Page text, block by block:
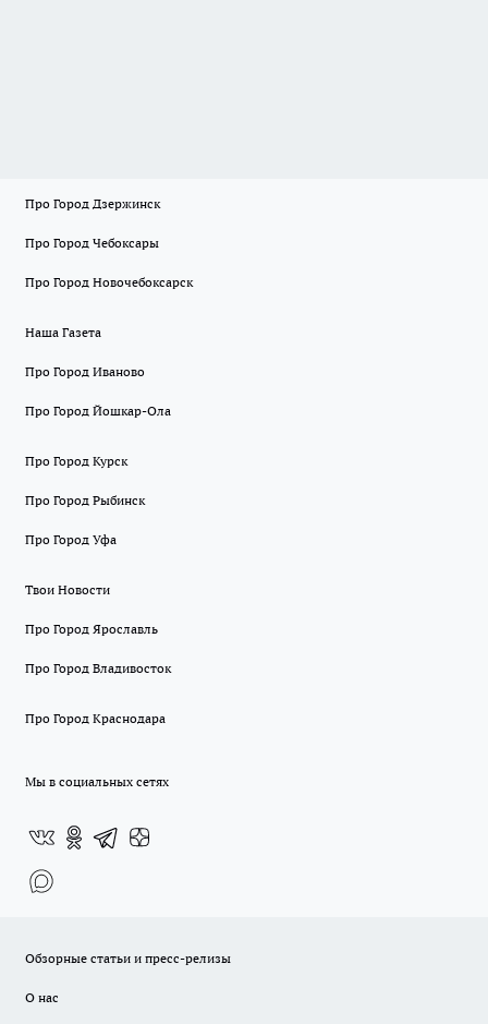
Про Город Дзержинск
Про Город Чебоксары
Про Город Новочебоксарск
Наша Газета
Про Город Иваново
Про Город Йошкар-Ола
Про Город Курск
Про Город Рыбинск
Про Город Уфа
Твои Новости
Про Город Ярославль
Про Город Владивосток
Про Город Краснодара
Мы в социальных сетях
Обзорные статьи и пресс-релизы
О нас